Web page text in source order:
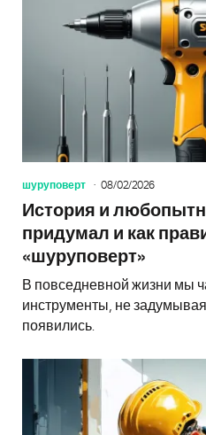
шуруповерт 08/02/2026
История и
придумал и как
«шуруповерт»
В повседневной жизни мы
инструменты, не
появились.